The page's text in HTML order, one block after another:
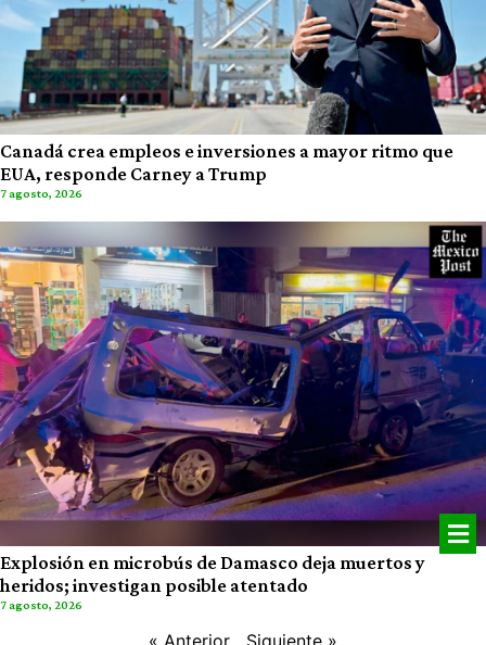
Canadá crea empleos e inversiones a mayor ritmo que
EUA, responde Carney a Trump
7 agosto, 2026
Explosión en microbús de Damasco deja muertos y
heridos; investigan posible atentado
7 agosto, 2026
« Anterior Siguiente »